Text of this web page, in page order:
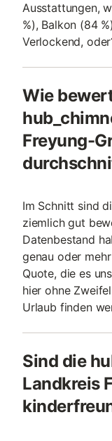
Ausstattungen,
%), Balkon (84
Verlockend,
Wie
Freyung-
Im Schnitt sind
ziemlich gut
Datenbestand
genau oder
Quote, die es
hier ohne
Urlaub finden
Sind die
Landkreis